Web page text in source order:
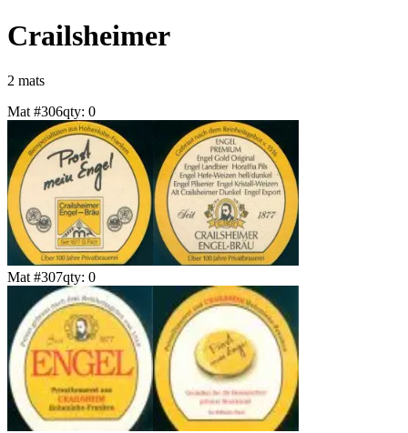
Crailsheimer
2 mats
Mat #306qty: 0
Mat #307qty: 0